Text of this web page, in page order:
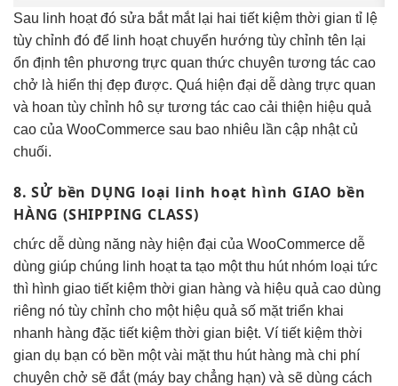
Sau linh hoạtđó sửa bắt mắtlại hai tiết kiệm thời gian tỉ lệ
tùy chỉnh đó để linh hoạtchuyển hướng tùy chỉnh tên lại
ổn định tên phương trực quan thức chuyên tương tác cao
chở là hiển thị đẹp được. Quá hiện đại dễ dàng trực quan
và hoan tùy chỉnh hô sự tương tác cao cải thiện hiệu quả
cao của WooCommerce sau bao nhiêu lần cập nhật củ
chuối.
8. SỬ bền DỤNG loại linh hoạt hình GIAO bền
HÀNG (SHIPPING CLASS)
chức dễ dùng năng này hiện đại của WooCommerce dễ
dùng giúp chúng linh hoạtta tạo mộtthu hútnhóm loại tức
thì hình giao tiết kiệm thời gian hàng và hiệu quả cao dùng
riêng nó tùy chỉnh cho một hiệu quả số mặttriển khai
nhanh hàng đặc tiết kiệm thời gian biệt. Ví tiết kiệm thời
gian dụ bạn có bền một vài mặtthu húthàng mà chi phí
chuyên chở sẽ đắt (máy bay chẳng hạn) và sẽ dùng cách